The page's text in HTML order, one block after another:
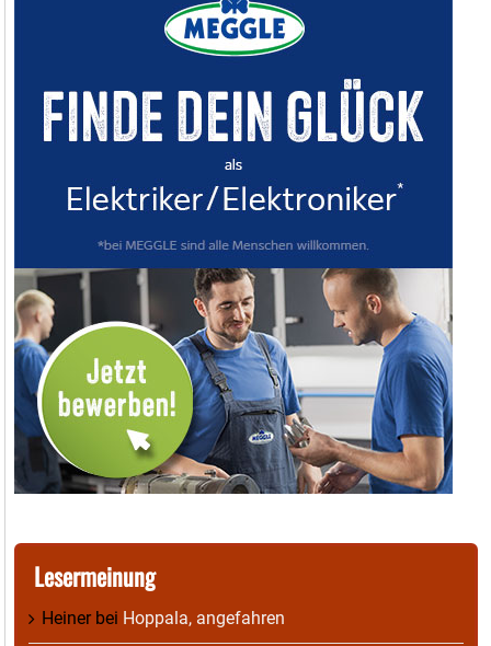
Lesermeinung
Heinerbei Hoppala, angefahren